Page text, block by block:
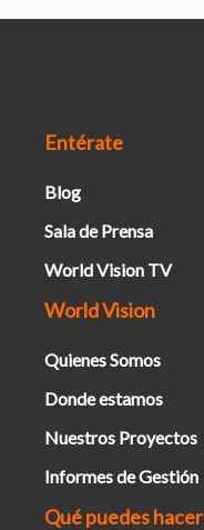
Entérate
Blog
Sala de Prensa
World Vision TV
World Vision
Quienes Somos
Donde estamos
Nuestros Proyectos
Informes de Gestión
Qué puedes hacer